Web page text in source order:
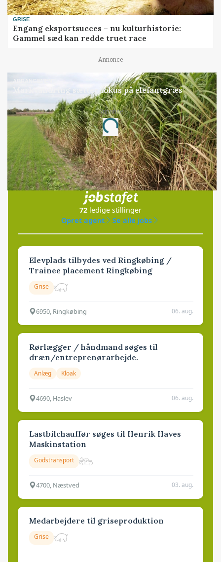
GRISE
Engang eksportsucces – nu kulturhistorie:
Gammel sæd kan redde truet race
Annonce
ARRANGEMENT
Markvandring sætter fokus på elefantgræs
Annonce
Loading...
Jobs
i samarbejde med
72 ledige stillinger
Opret agent
Se alle jobs
Elevplads tilbydes ved Ringkøbing /
Trainee placement Ringkøbing
Grise
6950, Ringkøbing 06. aug.
Rørlægger / håndmand søges til
dræn/entreprenørarbejde.
Anlæg Kloak
4690, Haslev 06. aug.
Lastbilchauffør søges til Henrik Haves
Maskinstation
Godstransport
4700, Næstved 03. aug.
Medarbejdere til griseproduktion
Grise